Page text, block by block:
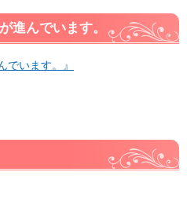
進んでいます。
でいます。』